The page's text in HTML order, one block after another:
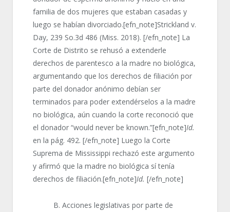
familia de dos mujeres que estaban casadas y
luego se habían divorciado.[efn_note]Strickland v.
Day, 239 So.3d 486 (Miss. 2018). [/efn_note] La
Corte de Distrito se rehusó a extenderle
derechos de parentesco a la madre no biológica,
argumentando que los derechos de filiación por
parte del donador anónimo debían ser
terminados para poder extendérselos a la madre
no biológica, aún cuando la corte reconoció que
el donador “would never be known.”[efn_note]Id.
en la pág. 492. [/efn_note] Luego la Corte
Suprema de Mississippi rechazó este argumento
y afirmó que la madre no biológica sí tenía
derechos de filiación.[efn_note]Id. [/efn_note]
B. Acciones legislativas por parte de